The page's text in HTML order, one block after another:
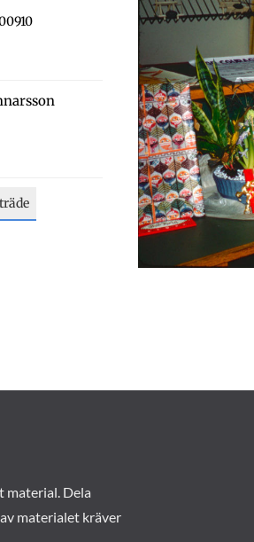
material. Dela
materialet kräver